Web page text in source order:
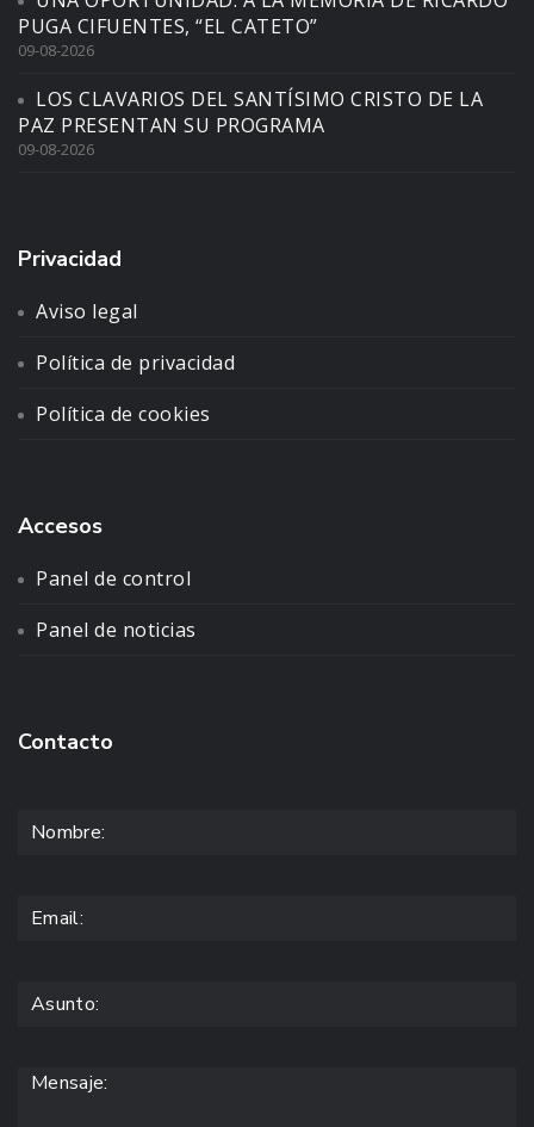
PUGA CIFUENTES, “EL CATETO”
09-08-2026
LOS CLAVARIOS DEL SANTÍSIMO CRISTO DE LA
PAZ PRESENTAN SU PROGRAMA
09-08-2026
Privacidad
Aviso legal
Política de privacidad
Política de cookies
Accesos
Panel de control
Panel de noticias
Contacto